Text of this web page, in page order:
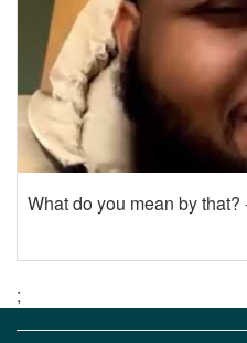
What do you mean by
;